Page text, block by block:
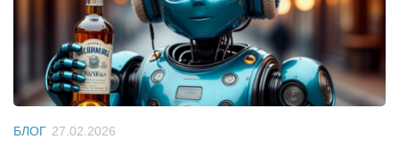
БЛОГ 27.02.2026